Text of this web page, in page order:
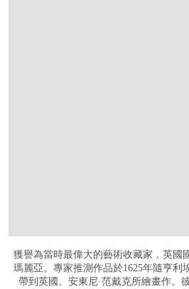
獲譽為當時最偉大的藝術收藏家，英國
瑪麗亞。專家推測作品於1625年隨亨利
帶到英國。安東尼·范戴克所繪畫作。